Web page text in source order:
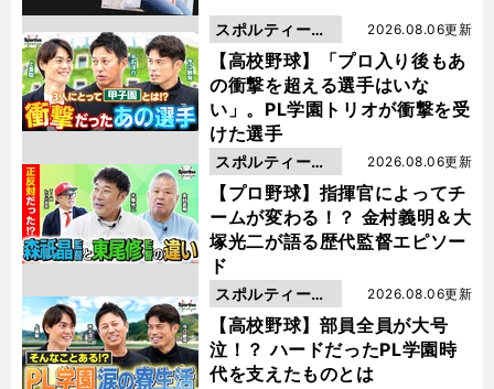
【高校野球】「プロ入り後もあ
の衝撃を超える選手はいな
い」。PL学園トリオが衝撃を受
けた選手
2026.08.06更新
スポルティーバ
動画
【プロ野球】指揮官によってチ
ームが変わる！？ 金村義明＆大
塚光二が語る歴代監督エピソー
ド
2026.08.06更新
スポルティーバ
動画
【高校野球】部員全員が大号
泣！？ ハードだったPL学園時
代を支えたものとは
2026.08.06更新
スポルティーバ
動画